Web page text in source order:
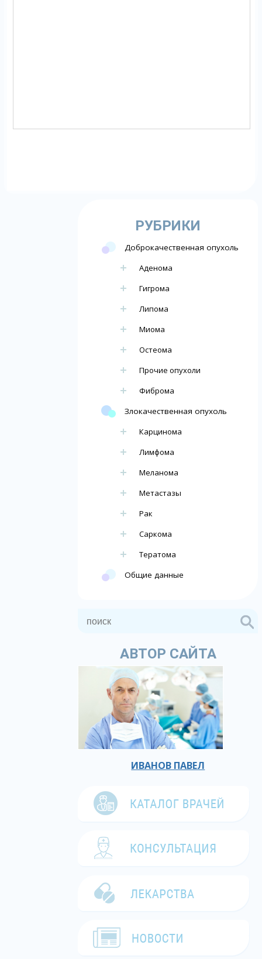
РУБРИКИ
Доброкачественная опухоль
Аденома
Гигрома
Липома
Миома
Остеома
Прочие опухоли
Фиброма
Злокачественная опухоль
Карцинома
Лимфома
Меланома
Метастазы
Рак
Саркома
Тератома
Общие данные
АВТОР САЙТА
ИВАНОВ ПАВЕЛ